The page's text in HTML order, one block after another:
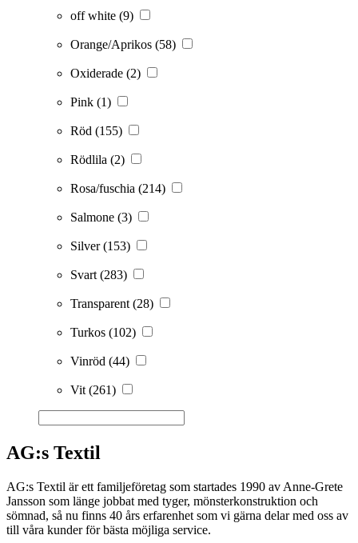
off white (9)
Orange/Aprikos (58)
Oxiderade (2)
Pink (1)
Röd (155)
Rödlila (2)
Rosa/fuschia (214)
Salmone (3)
Silver(153)
Svart (283)
Transparent (28)
Turkos (102)
Vinröd (44)
Vit (261)
AG:s Textil
AG:s Textil är ett familjeföretag som startades 1990 av Anne-Grete
Jansson som länge jobbat med tyger, mönsterkonstruktion och
sömnad, så nu finns 40 års erfarenhet som vi gärna delar med oss av
till våra kunder för bästa möjliga service.